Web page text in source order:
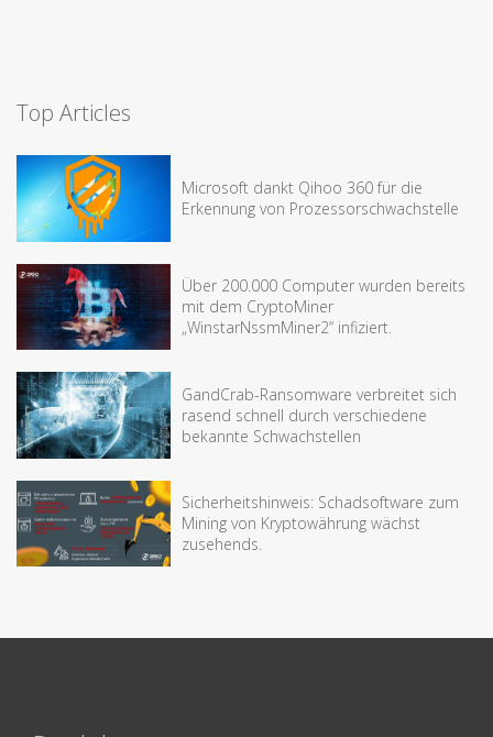
Top Articles
Microsoft dankt Qihoo 360 für die
Erkennung von Prozessorschwachstelle
Über 200.000 Computer wurden bereits
mit dem CryptoMiner
„WinstarNssmMiner2“ infiziert.
GandCrab-Ransomware verbreitet sich
rasend schnell durch verschiedene
bekannte Schwachstellen
Sicherheitshinweis: Schadsoftware zum
Mining von Kryptowährung wächst
zusehends.